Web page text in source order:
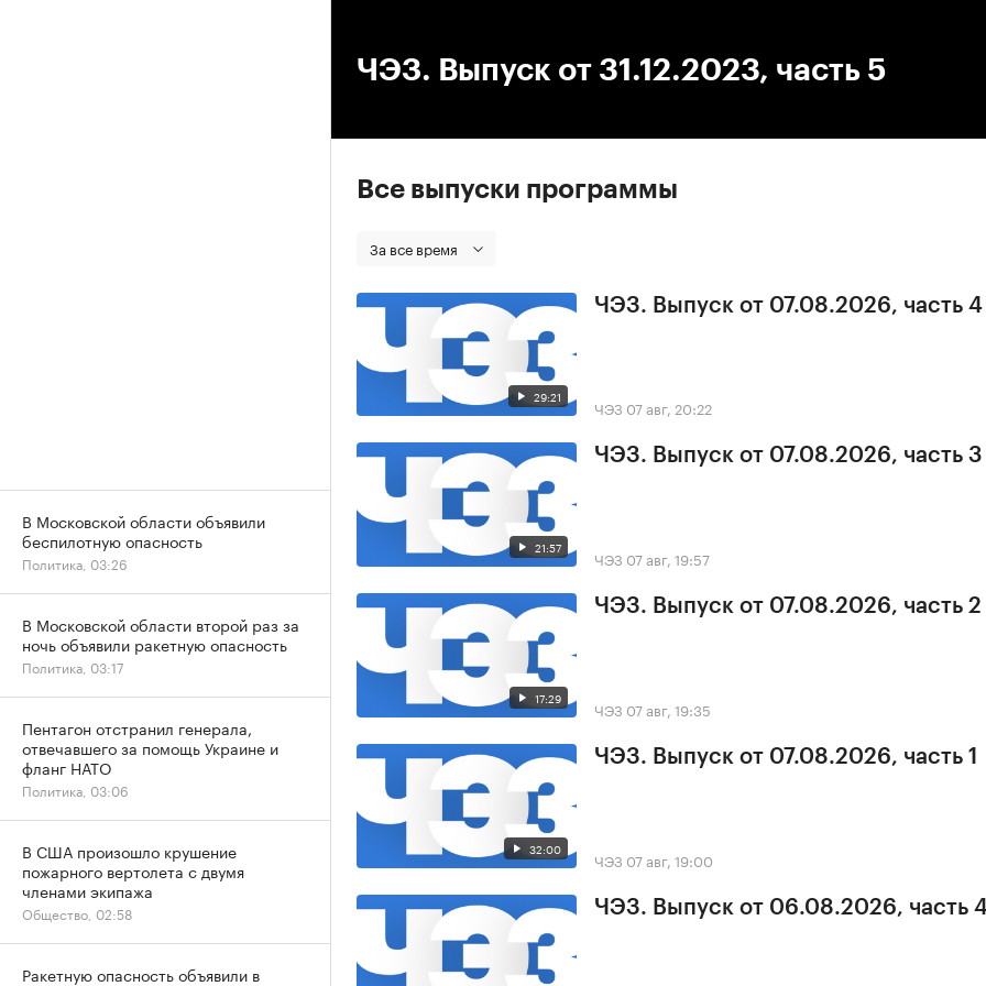
ЧЭЗ. Выпуск от 31.12.2023, часть 5
Все выпуски программы
За все время
29:21
ЧЭЗ. Выпуск от 07.08.2026, часть 4
ЧЭЗ 07 авг, 20:22
21:57
ЧЭЗ. Выпуск от 07.08.2026, часть 3
ЧЭЗ 07 авг, 19:57
17:29
ЧЭЗ. Выпуск от 07.08.2026, часть 2
ЧЭЗ 07 авг, 19:35
32:00
ЧЭЗ. Выпуск от 07.08.2026, часть 1
ЧЭЗ 07 авг, 19:00
ЧЭЗ. Выпуск от 06.08.2026, часть
В Московской области объявили
беспилотную опасность
Политика, 03:26
В Московской области второй раз за
ночь объявили ракетную опасность
Политика, 03:17
Пентагон отстранил генерала,
отвечавшего за помощь Украине и
фланг НАТО
Политика, 03:06
В США произошло крушение
пожарного вертолета с двумя
членами экипажа
Общество, 02:58
Ракетную опасность объявили в